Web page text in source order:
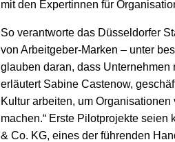
mit den Expertinnen für
So verantworte das Düsseldorfer
von Arbeitgeber-Marken – unter
glauben daran, dass Unternehmen
erläutert Sabine Castenow,
Kultur arbeiten, um
machen.“ Erste Pilotprojekte seien
& Co. KG, eines der führenden